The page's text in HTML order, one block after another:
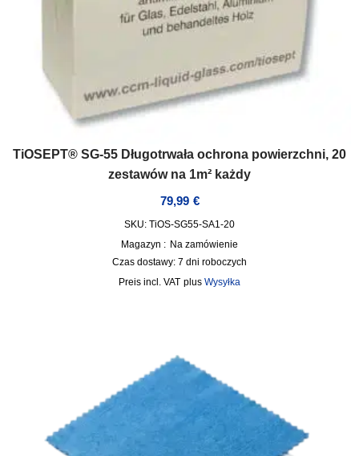
TiOSEPT® SG-55 Długotrwała ochrona powierzchni, 20
zestawów na 1m² każdy
79,99 €
SKU: TiOS-SG55-SA1-20
Magazyn : Na zamówienie
Czas dostawy: 7 dni roboczych
incl. VAT plus Wysyłka